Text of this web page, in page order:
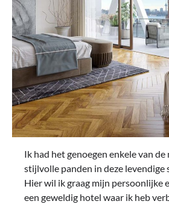
Ik had het genoegen enkele van
stijlvolle panden in deze levendige
Hier wil ik graag mijn persoonlijke
een geweldig hotel waar ik heb